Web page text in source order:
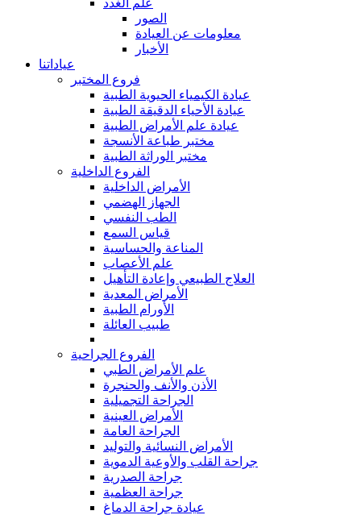
الصور
معلومات عن العيادة
الأخبار
عياداتنا
فروع المختبر
عيادة الكيمياء الحيوية الطبية
عيادة الأحياء الدقيقة الطبية
عيادة علم الأمراض الطبية
مختبر طباعة الأنسجة
مختبر الوراثة الطبية
الفروع الداخلية
الأمراض الداخلية
الجهاز الهضمي
الطب النفسي
قياس السمع
المناعة والحساسية
علم الأعصاب
العلاج الطبيعي وإعادة التأهيل
الأمراض المعدية
الأورام الطبية
طبيب العائلة
الفروع الجراحية
علم الأمراض الطبي
الأذن والأنف والحنجرة
الجراحة التجميلية
الأمراض العينية
الجراحة العامة
الأمراض النسائية والتوليد
جراحة القلب والأوعية الدموية
جراحة الصدرية
جراحة العظمية
عيادة جراحة الدماغ